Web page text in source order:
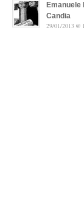
Emanuele
Candia
29/01/2013 @